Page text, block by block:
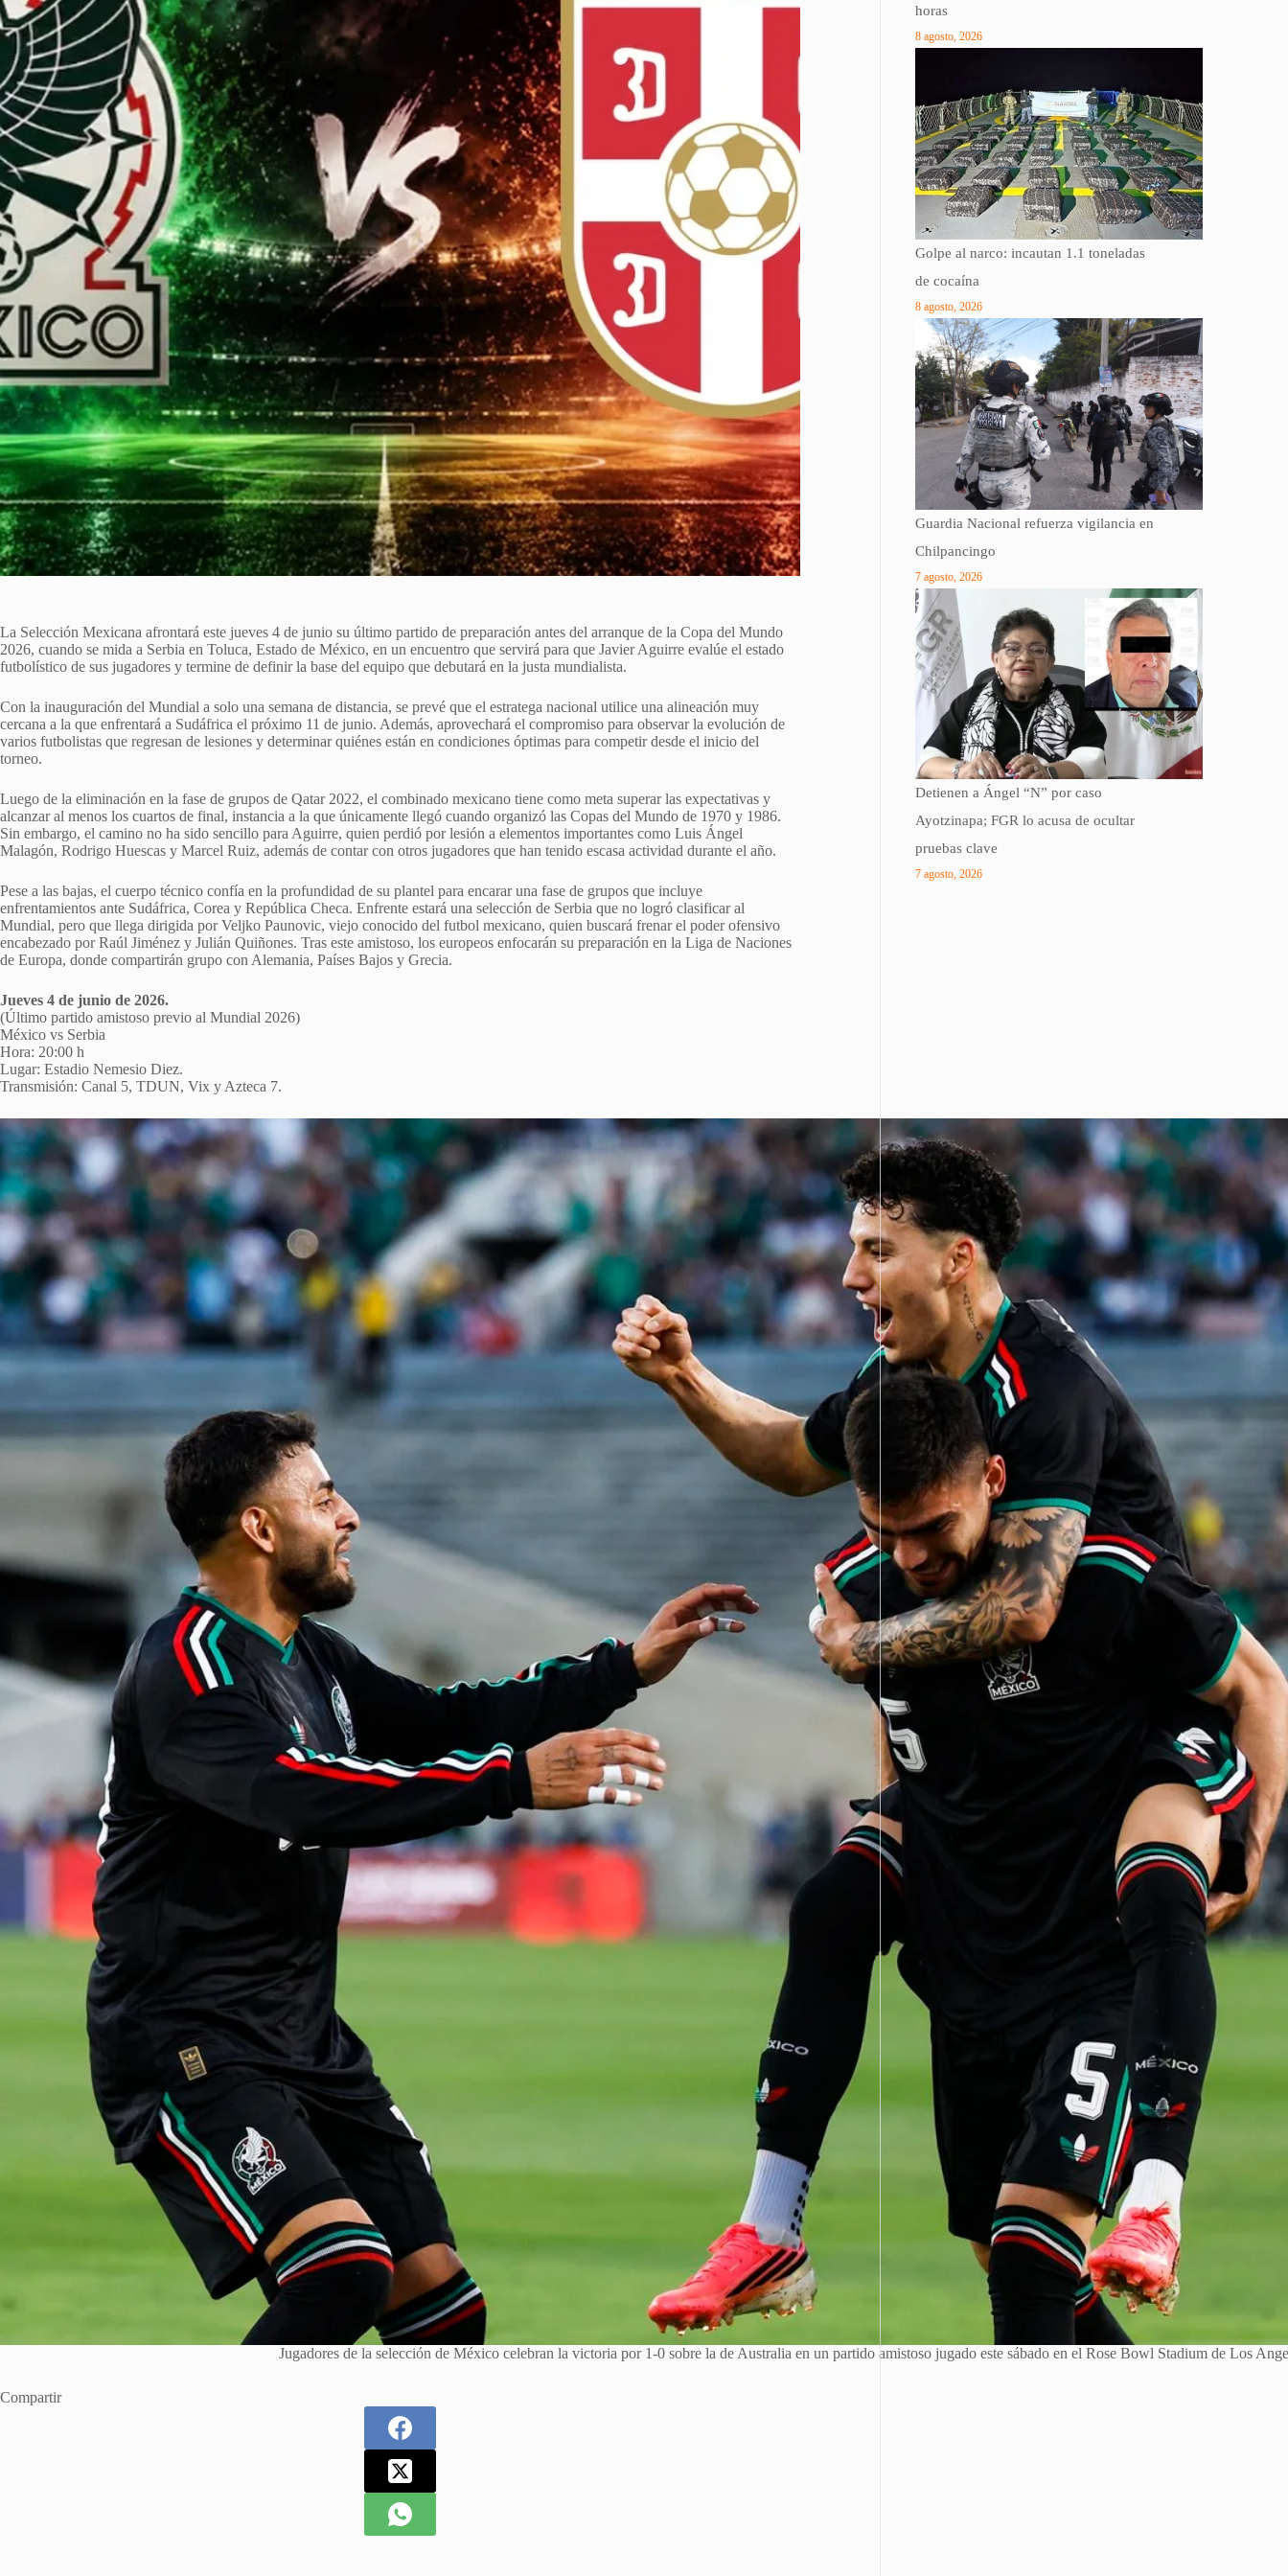
La Selección Mexicana afrontará este jueves 4 de junio su último partido de preparación antes del arranque de la Copa del Mundo
2026, cuando se mida a Serbia en Toluca, Estado de México, en un encuentro que servirá para que Javier Aguirre evalúe el estado
futbolístico de sus jugadores y termine de definir la base del equipo que debutará en la justa mundialista.
Con la inauguración del Mundial a solo una semana de distancia, se prevé que el estratega nacional utilice una alineación muy
cercana a la que enfrentará a Sudáfrica el próximo 11 de junio. Además, aprovechará el compromiso para observar la evolución de
varios futbolistas que regresan de lesiones y determinar quiénes están en condiciones óptimas para competir desde el inicio del
torneo.
Luego de la eliminación en la fase de grupos de Qatar 2022, el combinado mexicano tiene como meta superar las expectativas y
alcanzar al menos los cuartos de final, instancia a la que únicamente llegó cuando organizó las Copas del Mundo de 1970 y 1986.
Sin embargo, el camino no ha sido sencillo para Aguirre, quien perdió por lesión a elementos importantes como Luis Ángel
Malagón, Rodrigo Huescas y Marcel Ruiz, además de contar con otros jugadores que han tenido escasa actividad durante el año.
Pese a las bajas, el cuerpo técnico confía en la profundidad de su plantel para encarar una fase de grupos que incluye
enfrentamientos ante Sudáfrica, Corea y República Checa. Enfrente estará una selección de Serbia que no logró clasificar al
Mundial, pero que llega dirigida por Veljko Paunovic, viejo conocido del futbol mexicano, quien buscará frenar el poder ofensivo
encabezado por Raúl Jiménez y Julián Quiñones. Tras este amistoso, los europeos enfocarán su preparación en la Liga de Naciones
de Europa, donde compartirán grupo con Alemania, Países Bajos y Grecia.
Jueves 4 de junio de 2026.
(Último partido amistoso previo al Mundial 2026)
México vs Serbia
Hora: 20:00 h
Lugar: Estadio Nemesio Diez.
Transmisión: Canal 5, TDUN, Vix y Azteca 7.
Jugadores de la selección de México celebran la victoria por 1-0 sobre la de Australia en un partido amistoso jugado este sábado en el Rose Bowl Stadium de Los
Compartir
horas
8 agosto, 2026
Golpe al narco: incautan 1.1 toneladas
de cocaína
8 agosto, 2026
Guardia Nacional refuerza vigilancia en
Chilpancingo
7 agosto, 2026
Detienen a Ángel “N” por caso
Ayotzinapa; FGR lo acusa de ocultar
pruebas clave
7 agosto, 2026